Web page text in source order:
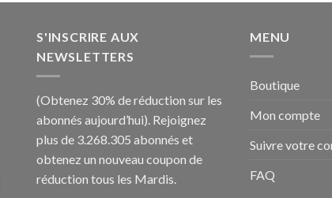
S'INSCRIRE AUX
NEWSLETTERS
(Obtenez 30% de réduction sur les
abonnés aujourd’hui). Rejoignez
plus de 3.268.305 abonnés et
obtenez un nouveau coupon de
réduction tous les Mardis.
MENU
Boutique
Mon compte
Suivre votre
FAQ